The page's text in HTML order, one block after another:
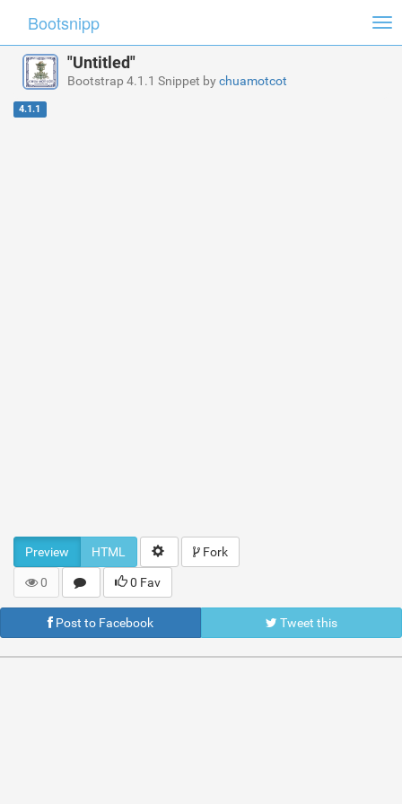
Bootsnipp
"Untitled"
Bootstrap 4.1.1 Snippet bychuamotcot
4.1.1
Preview HTML Fork
0 0 Fav
Post to Facebook Tweet this